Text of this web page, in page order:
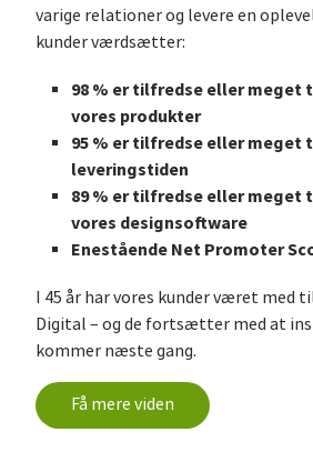
varige relationer og levere en
kunder værdsætter:
98 % er tilfredse eller meget
vores produkter
95 % er tilfredse eller meget
leveringstiden
89 % er tilfredse eller meget
vores designsoftware
Enestående Net Promoter
I 45 år har vores kunder været med
Digital – og de fortsætter med at
kommer næste gang.
Få mere viden